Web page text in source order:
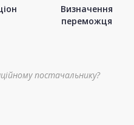
Визначення
переможця
постачальнику?